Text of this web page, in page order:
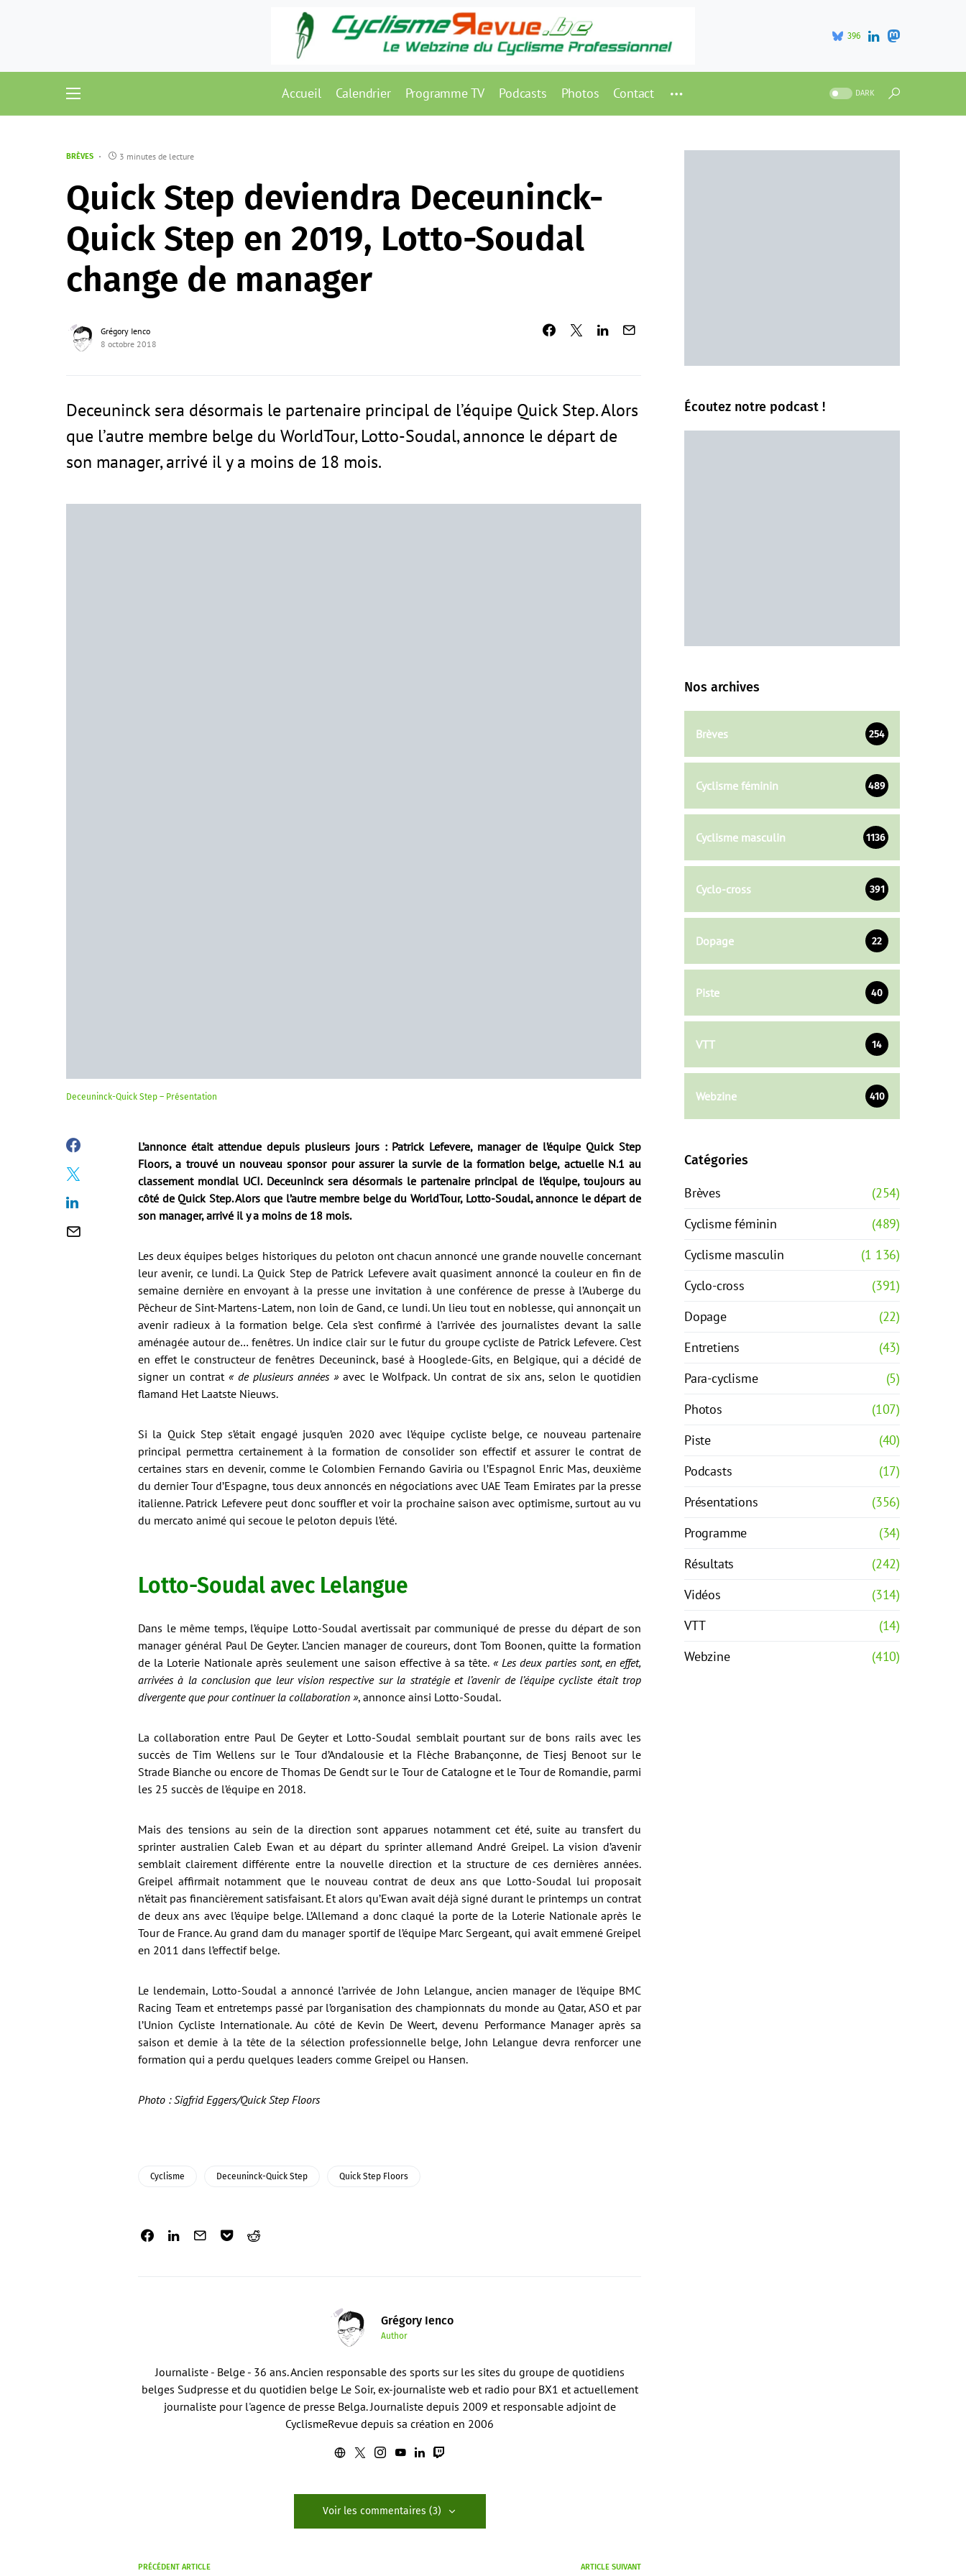
396
Accueil Calendrier Programme TV Podcasts Photos Contact DARK
BRÈVES 3 minutes de lecture
Quick Step deviendra Deceuninck-
Quick Step en 2019, Lotto-Soudal
change de manager
Grégory Ienco
8 octobre 2018
Deceuninck sera désormais le partenaire principal de l’équipe Quick Step. Alors
que l’autre membre belge du WorldTour, Lotto-Soudal, annonce le départ de
son manager, arrivé il y a moins de 18 mois.
Deceuninck-Quick Step – Présentation
L’annonce était attendue depuis plusieurs jours : Patrick Lefevere, manager de l’équipe Quick Step
Floors, a trouvé un nouveau sponsor pour assurer la survie de la formation belge, actuelle N.1 au
classement mondial UCI. Deceuninck sera désormais le partenaire principal de l’équipe, toujours au
côté de Quick Step. Alors que l’autre membre belge du WorldTour, Lotto-Soudal, annonce le départ de
son manager, arrivé il y a moins de 18 mois.
Les deux équipes belges historiques du peloton ont chacun annoncé une grande nouvelle concernant
leur avenir, ce lundi. La Quick Step de Patrick Lefevere avait quasiment annoncé la couleur en fin de
semaine dernière en envoyant à la presse une invitation à une conférence de presse à l’Auberge du
Pêcheur de Sint-Martens-Latem, non loin de Gand, ce lundi. Un lieu tout en noblesse, qui annonçait un
avenir radieux à la formation belge. Cela s’est confirmé à l’arrivée des journalistes devant la salle
aménagée autour de… fenêtres. Un indice clair sur le futur du groupe cycliste de Patrick Lefevere. C’est
en effet le constructeur de fenêtres Deceuninck, basé à Hooglede-Gits, en Belgique, qui a décidé de
signer un contrat« de plusieurs années »avec le Wolfpack. Un contrat de six ans, selon le quotidien
flamand Het Laatste Nieuws.
Si la Quick Step s’était engagé jusqu’en 2020 avec l’équipe cycliste belge, ce nouveau partenaire
principal permettra certainement à la formation de consolider son effectif et assurer le contrat de
certaines stars en devenir, comme le Colombien Fernando Gaviria ou l’Espagnol Enric Mas, deuxième
du dernier Tour d’Espagne, tous deux annoncés en négociations avec UAE Team Emirates par la presse
italienne. Patrick Lefevere peut donc souffler et voir la prochaine saison avec optimisme, surtout au vu
du mercato animé qui secoue le peloton depuis l’été.
Lotto-Soudal avec Lelangue
Dans le même temps, l’équipe Lotto-Soudal avertissait par communiqué de presse du départ de son
manager général Paul De Geyter. L’ancien manager de coureurs, dont Tom Boonen, quitte la formation
de la Loterie Nationale après seulement une saison effective à sa tête. « Les deux parties sont, en effet,
arrivées à la conclusion que leur vision respective sur la stratégie et l’avenir de l’équipe cycliste était trop
divergente que pour continuer la collaboration », annonce ainsi Lotto-Soudal.
La collaboration entre Paul De Geyter et Lotto-Soudal semblait pourtant sur de bons rails avec les
succès de Tim Wellens sur le Tour d’Andalousie et la Flèche Brabançonne, de Tiesj Benoot sur le
Strade Bianche ou encore de Thomas De Gendt sur le Tour de Catalogne et le Tour de Romandie, parmi
les 25 succès de l’équipe en 2018.
Mais des tensions au sein de la direction sont apparues notamment cet été, suite au transfert du
sprinter australien Caleb Ewan et au départ du sprinter allemand André Greipel. La vision d’avenir
semblait clairement différente entre la nouvelle direction et la structure de ces dernières années.
Greipel affirmait notamment que le nouveau contrat de deux ans que Lotto-Soudal lui proposait
n’était pas financièrement satisfaisant. Et alors qu’Ewan avait déjà signé durant le printemps un contrat
de deux ans avec l’équipe belge. L’Allemand a donc claqué la porte de la Loterie Nationale après le
Tour de France. Au grand dam du manager sportif de l’équipe Marc Sergeant, qui avait emmené Greipel
en 2011 dans l’effectif belge.
Le lendemain, Lotto-Soudal a annoncé l’arrivée de John Lelangue, ancien manager de l’équipe BMC
Racing Team et entretemps passé par l’organisation des championnats du monde au Qatar, ASO et par
l’Union Cycliste Internationale. Au côté de Kevin De Weert, devenu Performance Manager après sa
saison et demie à la tête de la sélection professionnelle belge, John Lelangue devra renforcer une
formation qui a perdu quelques leaders comme Greipel ou Hansen.
Photo : Sigfrid Eggers/Quick Step Floors
Cyclisme Deceuninck-Quick Step Quick Step Floors
Grégory Ienco
Author
Journaliste - Belge - 36 ans. Ancien responsable des sports sur les sites du groupe de quotidiens
belges Sudpresse et du quotidien belge Le Soir, ex-journaliste web et radio pour BX1 et actuellement
journaliste pour l'agence de presse Belga. Journaliste depuis 2009 et responsable adjoint de
CyclismeRevue depuis sa création en 2006
Voir les commentaires (3)
PRÉCÉDENT ARTICLE ARTICLE SUIVANT
Écoutez notre podcast !
Nos archives
Brèves 254
Cyclisme féminin 489
Cyclisme masculin 1136
Cyclo-cross 391
Dopage 22
Piste 40
VTT 14
Webzine 410
Catégories
Brèves
(254)
Cyclisme féminin
(489)
Cyclisme masculin
(1 136)
Cyclo-cross
(391)
Dopage
(22)
Entretiens
(43)
Para-cyclisme
(5)
Photos
(107)
Piste
(40)
Podcasts
(17)
Présentations
(356)
Programme
(34)
Résultats
(242)
Vidéos
(314)
VTT
(14)
Webzine
(410)